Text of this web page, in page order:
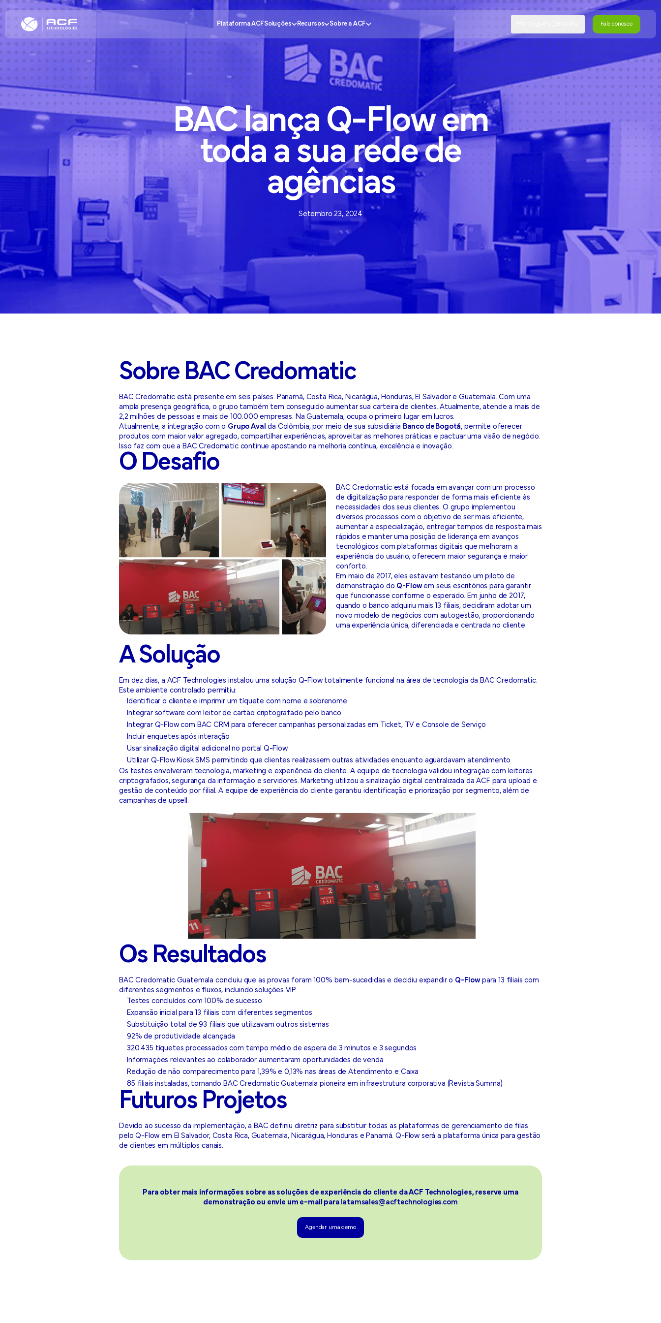
Plataforma ACFSoluções
Eleve a Experiência do Cliente
Aumente o Engajamento do
Cliente
Melhore a Eficiência Operacional
Transformação Omnicanal do
Atendimento
Governo
Saúde
Setor Bancário
Varejo
Educação
Recursos
Central de Conhecimento
CX Insider Podcast
Estudos de Caso
Calculadora de Preços
Portal do Parceiro
FAQ
Sobre a ACF
Por que a ACF?
Torne-se um Parceiro
Fale conosco
Solicitar Soporte
Fale conosco
Fale conosco
BAClança Q-Flowem
toda a suaredede
agências
Setembro 23, 2024
Sobre BAC Credomatic
BAC Credomatic está presente em seis países: Panamá, Costa Rica, Nicarágua, Honduras, El Salvador e Guatemala. Com uma
ampla presença geográfica, o grupo também tem conseguido aumentar sua carteira de clientes. Atualmente, atende a mais de
2,2 milhões de pessoas e mais de 100.000 empresas. Na Guatemala, ocupa o primeiro lugar em lucros.
Atualmente, a integração com o Grupo Aval da Colômbia, por meio de sua subsidiária Banco de Bogotá, permite oferecer
produtos com maior valor agregado, compartilhar experiências, aproveitar as melhores práticas e pactuar uma visão de negócio.
Isso faz com que a BAC Credomatic continue apostando na melhoria contínua, excelência e inovação.
O Desafio
BAC Credomatic está focada em avançar com um processo
de digitalização para responder de forma mais eficiente às
necessidades dos seus clientes. O grupo implementou
diversos processos com o objetivo de ser mais eficiente,
aumentar a especialização, entregar tempos de resposta mais
rápidos e manter uma posição de liderança em avanços
tecnológicos com plataformas digitais que melhoram a
experiência do usuário, oferecem maior segurança e maior
conforto.
Em maio de 2017, eles estavam testando um piloto de
demonstração do Q-Flowem seus escritórios para garantir
que funcionasse conforme o esperado. Em junho de 2017,
quando o banco adquiriu mais 13 filiais, decidiram adotar um
novo modelo de negócios com autogestão, proporcionando
uma experiência única, diferenciada e centrada no cliente.
A Solução
Em dez dias, a ACF Technologies instalou uma solução Q-Flow totalmente funcional na área de tecnologia da BAC Credomatic.
Este ambiente controlado permitiu:
Identificar o cliente e imprimir um tíquete com nome e sobrenome
Integrar software com leitor de cartão criptografado pelo banco
Integrar Q-Flow com BAC CRM para oferecer campanhas personalizadas em Ticket, TV e Console de Serviço
Incluir enquetes após interação
Usar sinalização digital adicional no portal Q-Flow
Utilizar Q-Flow Kiosk SMS permitindo que clientes realizassem outras atividades enquanto aguardavam atendimento
Os testes envolveram tecnologia, marketing e experiência do cliente. A equipe de tecnologia validou integração com leitores
criptografados, segurança da informação e servidores. Marketing utilizou a sinalização digital centralizada da ACF para upload e
gestão de conteúdo por filial. A equipe de experiência do cliente garantiu identificação e priorização por segmento, além de
campanhas de upsell.
Os Resultados
BAC Credomatic Guatemala concluiu que as provas foram 100% bem-sucedidas e decidiu expandir o Q-Flowpara 13 filiais com
diferentes segmentos e fluxos, incluindo soluções VIP.
Testes concluídos com 100% de sucesso
Expansão inicial para 13 filiais com diferentes segmentos
Substituição total de 93 filiais que utilizavam outros sistemas
92% de produtividade alcançada
320.435 tíquetes processados com tempo médio de espera de 3 minutos e 3 segundos
Informações relevantes ao colaborador aumentaram oportunidades de venda
Redução de não comparecimento para 1,39% e 0,13% nas áreas de Atendimento e Caixa
85 filiais instaladas, tornando BAC Credomatic Guatemala pioneira em infraestrutura corporativa (Revista Summa)
Futuros Projetos
Devido ao sucesso da implementação, a BAC definiu diretriz para substituir todas as plataformas de gerenciamento de filas
pelo Q-Flow em El Salvador, Costa Rica, Guatemala, Nicarágua, Honduras e Panamá. Q-Flow será a plataforma única para gestão
de clientes em múltiplos canais.
Para obter mais informações sobre as soluções de experiência do cliente da ACF Technologies, reserve uma
demonstração ou envie um e-mail para latamsales@acftechnologies.com
Agendar uma demo